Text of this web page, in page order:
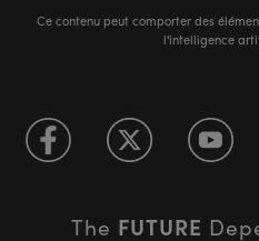
Ce contenu peut comporter des
l'intelligence
The FUTURE